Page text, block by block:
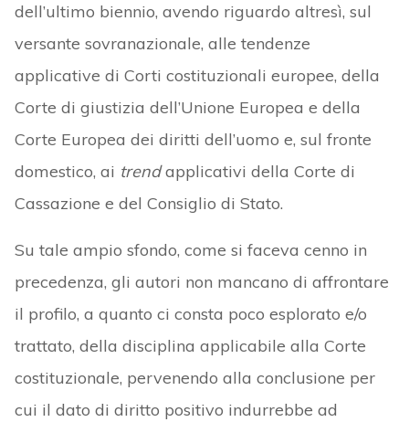
dell’ultimo biennio, avendo riguardo altresì, sul
versante sovranazionale, alle tendenze
applicative di Corti costituzionali europee, della
Corte di giustizia dell’Unione Europea e della
Corte Europea dei diritti dell’uomo e, sul fronte
domestico, ai trendapplicativi della Corte di
Cassazione e del Consiglio di Stato.
Su tale ampio sfondo, come si faceva cenno in
precedenza, gli autori non mancano di affrontare
il profilo, a quanto ci consta poco esplorato e/o
trattato, della disciplina applicabile alla Corte
costituzionale, pervenendo alla conclusione per
cui il dato di diritto positivo indurrebbe ad